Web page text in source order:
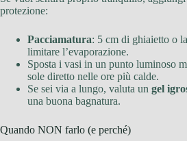
protezione:
Pacciamatura: 5 cm di ghiaietto o
limitare l’evaporazione.
Sposta i vasi in un punto luminoso
sole diretto nelle ore più calde.
Se sei via a lungo, valuta un gel
una buona bagnatura.
Quando NON farlo (e perché)